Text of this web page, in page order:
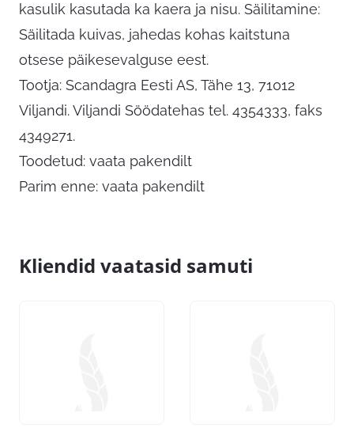
kasulik kasutada ka kaera ja nisu. Säilitamine:
Säilitada kuivas, jahedas kohas kaitstuna
otsese päikesevalguse eest.
Tootja: Scandagra Eesti AS, Tähe 13, 71012
Viljandi. Viljandi Söödatehas tel. 4354333, faks
4349271.
Toodetud: vaata pakendilt
Parim enne: vaata pakendilt
Kliendid vaatasid samuti